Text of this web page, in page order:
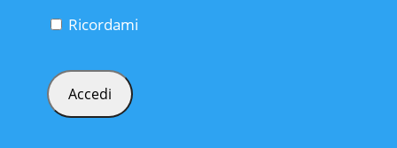
Ricordami